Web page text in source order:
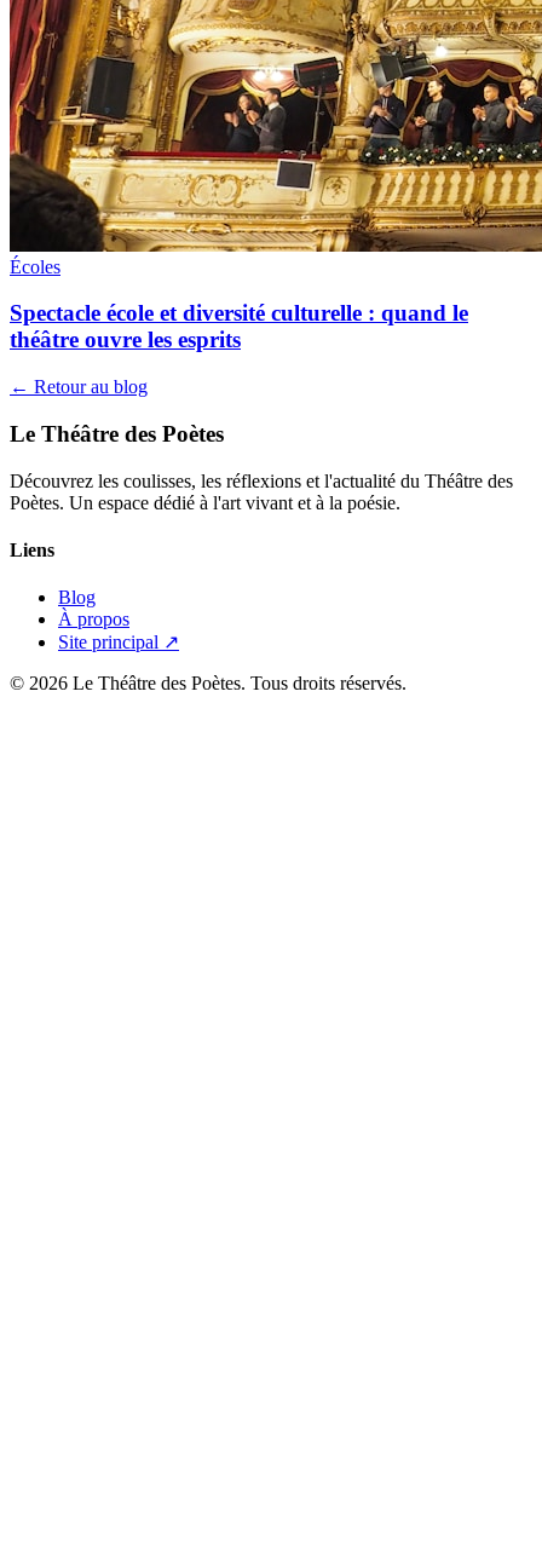
Écoles
Spectacle école et diversité culturelle : quand le
théâtre ouvre les esprits
← Retour au blog
Le Théâtre des Poètes
Découvrez les coulisses, les réflexions et l'actualité du Théâtre des
Poètes. Un espace dédié à l'art vivant et à la poésie.
Liens
Blog
À propos
Site principal ↗
© 2026 Le Théâtre des Poètes. Tous droits réservés.